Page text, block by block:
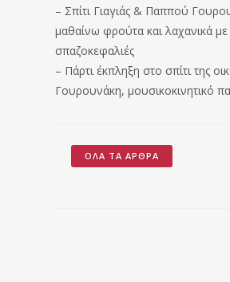
– Σπίτι Γιαγιάς & Παππού
μαθαίνω φρούτα και λαχανικά με
σπαζοκεφαλιές
– Πάρτι έκπληξη στο σπίτι της
Γουρουνάκη, μουσικοκινητικό
ΌΛΑ ΤΑ ΆΡΘΡΑ